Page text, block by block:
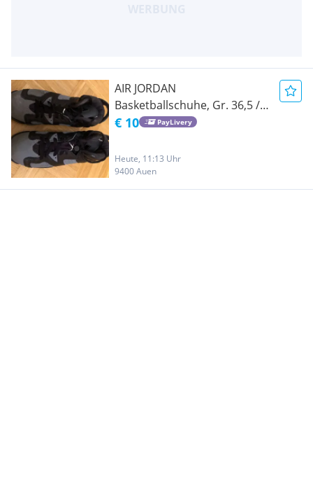
AIR JORDAN
Basketballschuhe, Gr. 36,5 /
grau-schwarz
€ 10 PayLivery
Heute, 11:13 Uhr
9400 Auen